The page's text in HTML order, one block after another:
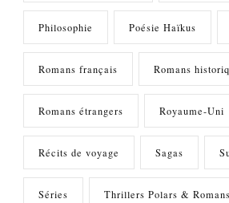
Philosophie Poésie Haïkus
Romans français Romans
Romans étrangers Royaume-Uni
Récits de voyage Sagas
Séries Thrillers Polars &